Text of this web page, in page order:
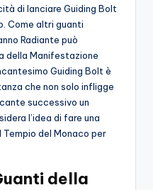
di lanciare Guiding Bolt
Come altri guanti
Radiante può
della Manifestazione
Guiding Bolt è
che non solo infligge
successivo un
l’idea di fare una
del Monaco per
della